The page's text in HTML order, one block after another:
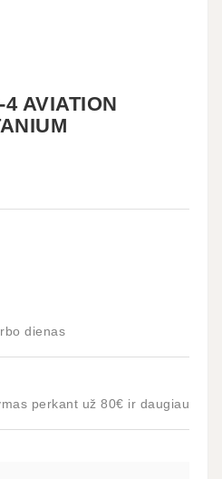
AVIATION
dienas
perkant už 80€ ir daugiau